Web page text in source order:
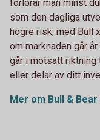
förlorar man minst
som den dagliga
högre risk, med Bull
om marknaden går
går i motsatt riktning
eller delar av ditt
Mer om Bull &